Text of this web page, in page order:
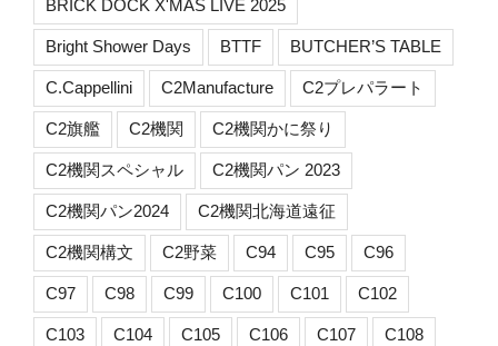
BRICK DOCK X'MAS LIVE 2025
Bright Shower Days BTTF BUTCHER’S TABLE
C.Cappellini C2Manufacture C2プレパラート
C2旗艦 C2機関 C2機関かに祭り
C2機関スペシャル C2機関パン 2023
C2機関パン2024 C2機関北海道遠征
C2機関構文 C2野菜 C94 C95 C96
C97 C98 C99 C100 C101 C102
C103 C104 C105 C106 C107 C108